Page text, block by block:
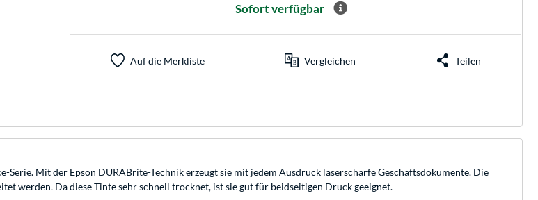
Sofort verfügbar
Auf die Merkliste Vergleichen Teilen
Mit der Epson DURABrite-Technik erzeugt sie mit jedem Ausdruck laserscharfe Geschäftsdokumente. Die
werden. Da diese Tinte sehr schnell trocknet, ist sie gut für beidseitigen Druck geeignet.